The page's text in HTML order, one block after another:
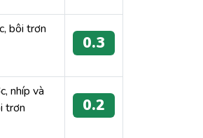
bôi trơn
0.3
nhíp và
trơn
0.2